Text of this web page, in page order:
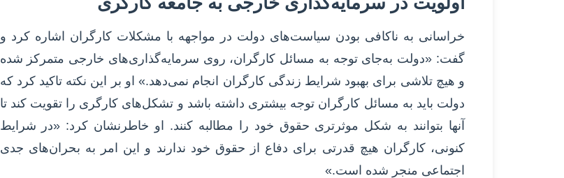
خراسانی به ناکافی بودن سیاست‌های دولت در مواجهه با مشکلات کارگران اشاره کرد و
گفت: «دولت به‌جای توجه به مسائل کارگران، روی سرمایه‌گذاری‌های خارجی متمرکز شده
و هیچ تلاشی برای بهبود شرایط زندگی کارگران انجام نمی‌دهد.» او بر این نکته تاکید کرد که
دولت باید به مسائل کارگران توجه بیشتری داشته باشد و تشکل‌های کارگری را تقویت کند تا
آنها بتوانند به شکل موثرتری حقوق خود را مطالبه کنند. او خاطرنشان کرد: «در شرایط
کنونی، کارگران هیچ قدرتی برای دفاع از حقوق خود ندارند و این امر به بحران‌های جدی
اجتماعی منجر شده است.»